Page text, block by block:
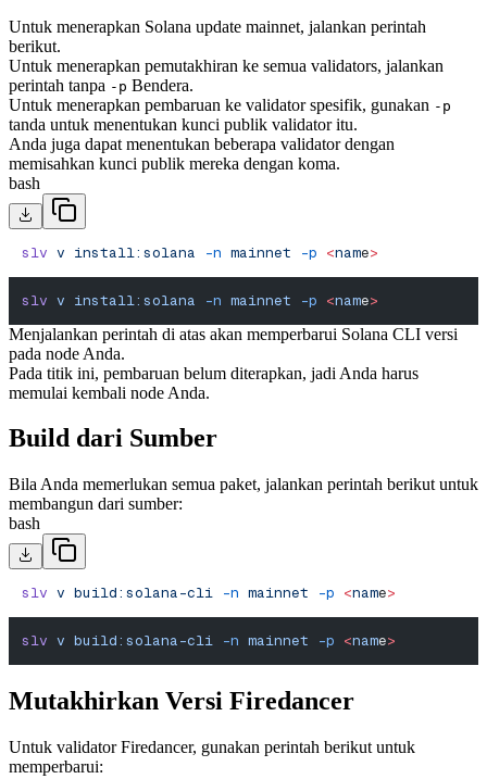
Untuk menerapkan Solana update mainnet, jalankan perintah
berikut.
Untuk menerapkan pemutakhiran ke semua validators, jalankan
perintah tanpa -p Bendera.
Untuk menerapkan pembaruan ke validator spesifik, gunakan -p
tanda untuk menentukan kunci publik validator itu.
Anda juga dapat menentukan beberapa validator dengan
memisahkan kunci publik mereka dengan koma.
bash
slv v install:solana -n mainnet -p <name>
slv v install:solana -n mainnet -p <name>
Menjalankan perintah di atas akan memperbarui Solana CLI versi
pada node Anda.
Pada titik ini, pembaruan belum diterapkan, jadi Anda harus
memulai kembali node Anda.
Build dari Sumber
Bila Anda memerlukan semua paket, jalankan perintah berikut untuk
membangun dari sumber:
bash
slv v build:solana-cli -n mainnet -p <name>
slv v build:solana-cli -n mainnet -p <name>
Mutakhirkan Versi Firedancer
Untuk validator Firedancer, gunakan perintah berikut untuk
memperbarui: